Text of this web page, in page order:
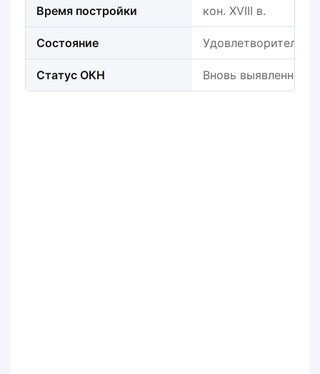
Время постройки кон. XVIII в.
Состояние
Статус ОКН Вновь выявленный